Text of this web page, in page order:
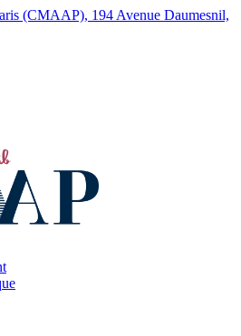
(CMAAP), 194 Avenue Daumesnil,